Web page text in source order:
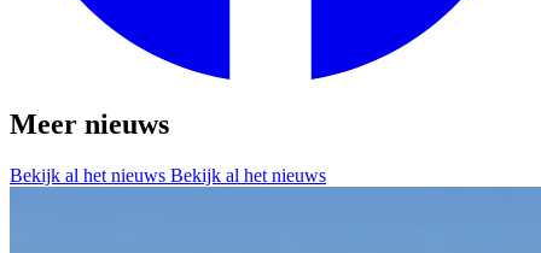
Meer nieuws
Bekijk al het nieuws Bekijk al het nieuws